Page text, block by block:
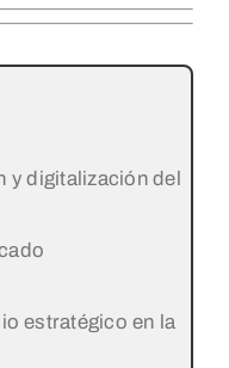
y digitalización del
estratégico en la